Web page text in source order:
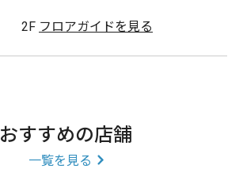
2F フロアガイドを見る
おすすめの店舗
一覧を見る